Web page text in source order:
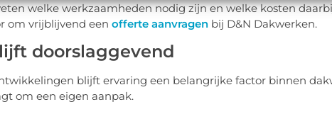
welke werkzaamheden nodig zijn en welke kosten
om vrijblijvend een offerte aanvragenbij D&N Dakwerken.
doorslaggevend
blijft ervaring een belangrijke factor binnen
om een eigen aanpak.